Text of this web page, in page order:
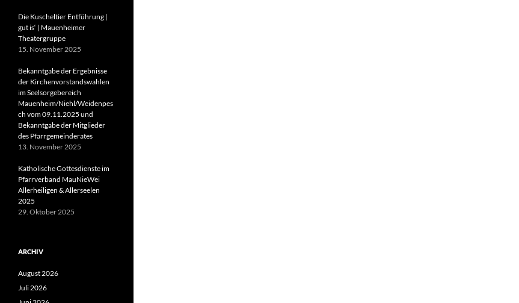
Die Kuscheltier Entführung |
gut is‘ | Mauenheimer
Theatergruppe
15. November 2025
Bekanntgabe der Ergebnisse
der Kirchenvorstandswahlen
im Seelsorgebereich
Mauenheim/Niehl/Weidenpes
ch vom 09.11.2025 und
Bekanntgabe der Mitglieder
des Pfarrgemeinderates
13. November 2025
Katholische Gottesdienste im
Pfarrverband MauNieWei
Allerheiligen & Allerseelen
2025
29. Oktober 2025
ARCHIV
August 2026
Juli 2026